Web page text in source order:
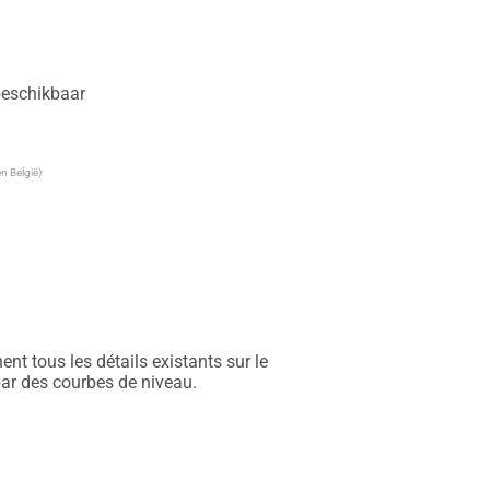
België)
tous les détails existants sur le
des courbes de niveau.